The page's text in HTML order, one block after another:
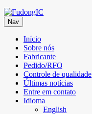
Nav
Início
Sobre nós
Fabricante
Pedido/RFQ
Controle de qualidade
Últimas notícias
Entre em contato
Idioma
English